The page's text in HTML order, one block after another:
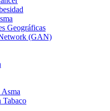
Geográficas
(GAN)